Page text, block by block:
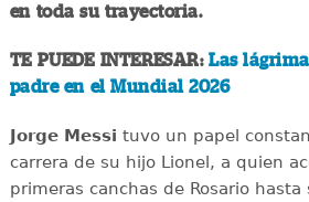
en toda su trayectoria.
TE PUEDE INTERESAR:Las
padre en el Mundial 2026
Jorge Messi tuvo un papel
carrera de su hijo Lionel, a quien
primeras canchas de Rosario hasta